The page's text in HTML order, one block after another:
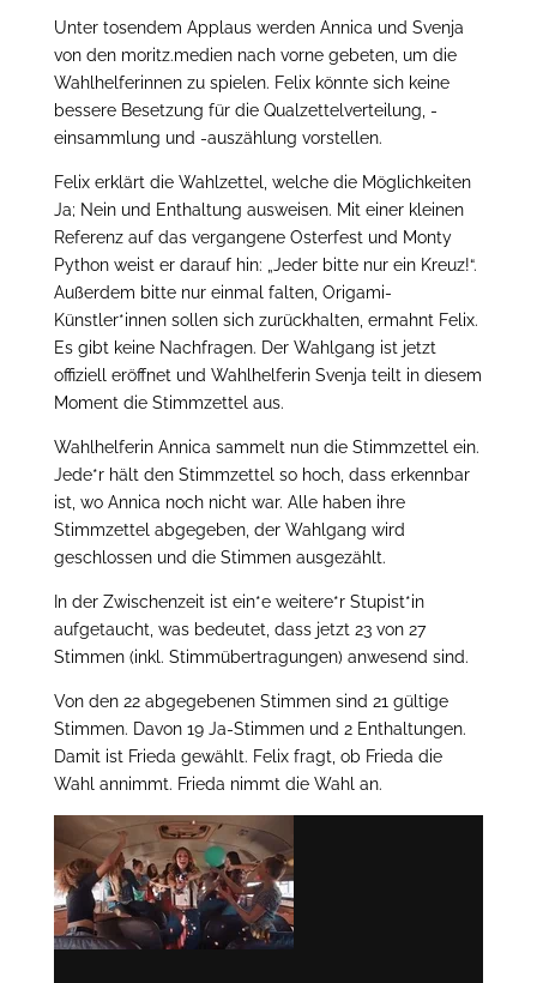
Unter tosendem Applaus werden Annica und Svenja
von den moritz.medien nach vorne gebeten, um die
Wahlhelferinnen zu spielen. Felix könnte sich keine
bessere Besetzung für die Qualzettelverteilung, -
einsammlung und -auszählung vorstellen.
Felix erklärt die Wahlzettel, welche die Möglichkeiten
Ja; Nein und Enthaltung ausweisen. Mit einer kleinen
Referenz auf das vergangene Osterfest und Monty
Python weist er darauf hin: „Jeder bitte nur ein Kreuz!“.
Außerdem bitte nur einmal falten, Origami-
Künstler*innen sollen sich zurückhalten, ermahnt Felix.
Es gibt keine Nachfragen. Der Wahlgang ist jetzt
offiziell eröffnet und Wahlhelferin Svenja teilt in diesem
Moment die Stimmzettel aus.
Wahlhelferin Annica sammelt nun die Stimmzettel ein.
Jede*r hält den Stimmzettel so hoch, dass erkennbar
ist, wo Annica noch nicht war. Alle haben ihre
Stimmzettel abgegeben, der Wahlgang wird
geschlossen und die Stimmen ausgezählt.
In der Zwischenzeit ist ein*e weitere*r Stupist*in
aufgetaucht, was bedeutet, dass jetzt 23 von 27
Stimmen (inkl. Stimmübertragungen) anwesend sind.
Von den 22 abgegebenen Stimmen sind 21 gültige
Stimmen. Davon 19 Ja-Stimmen und 2 Enthaltungen.
Damit ist Frieda gewählt. Felix fragt, ob Frieda die
Wahl annimmt. Frieda nimmt die Wahl an.